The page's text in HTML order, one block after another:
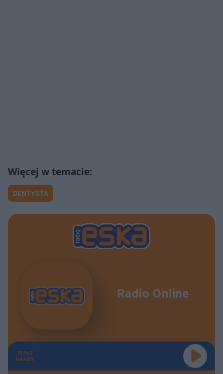
DENTYSTA
Radio Online
TERAZ
GRAMY